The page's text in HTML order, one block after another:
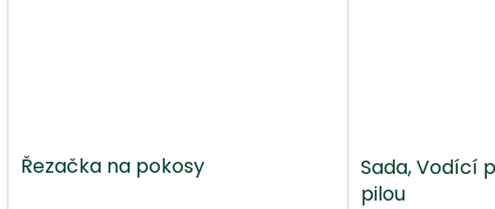
Řezačka na pokosy
Sada, Vodící
pilou